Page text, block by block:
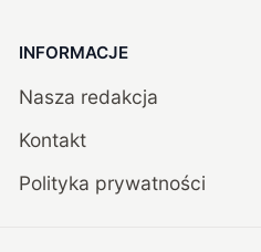
INFORMACJE
Nasza redakcja
Kontakt
Polityka prywatności